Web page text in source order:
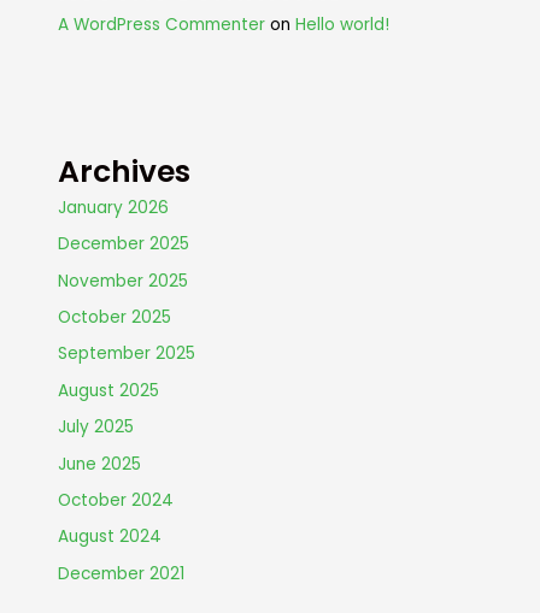
A WordPress Commenter onHello world!
Archives
January 2026
December 2025
November 2025
October 2025
September 2025
August 2025
July 2025
June 2025
October 2024
August 2024
December 2021